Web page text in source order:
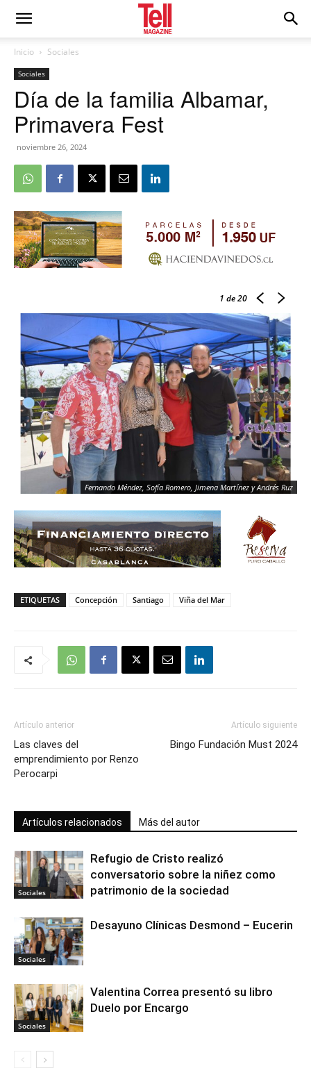
Inicio Sociales
Sociales
Día de la familia Albamar,
Primavera Fest
noviembre 26, 2024
1 de 20
Fernando Méndez, Sofía Romero, Jimena Martínez y Andrés Ruz
ETIQUETAS Concepción Santiago Viña del Mar
Artículo anterior
Las claves del
emprendimiento por Renzo
Perocarpi
Artículo siguiente
Bingo Fundación Must 2024
Artículos relacionados Más del autor
Sociales
Refugio de Cristo realizó
conversatorio sobre la niñez como
patrimonio de la sociedad
Sociales
Desayuno Clínicas Desmond – Eucerin
Sociales
Valentina Correa presentó su libro
Duelo por Encargo